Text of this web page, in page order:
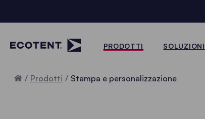
PRODOTTI SOLUZIONI
Home
Prodotti Stampa e personalizzazione